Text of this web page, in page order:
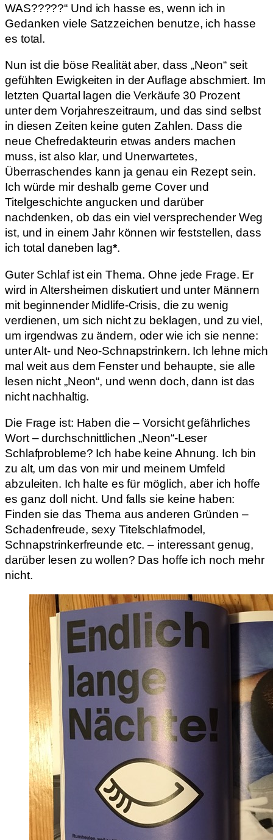
WAS?????“ Und ich hasse es, wenn ich in
Gedanken viele Satzzeichen benutze, ich hasse
es total.
Nun ist die böse Realität aber, dass „Neon“ seit
gefühlten Ewigkeiten in der Auflage abschmiert. Im
letzten Quartal lagen die Verkäufe 30 Prozent
unter dem Vorjahreszeitraum, und das sind selbst
in diesen Zeiten keine guten Zahlen. Dass die
neue Chefredakteurin etwas anders machen
muss, ist also klar, und Unerwartetes,
Überraschendes kann ja genau ein Rezept sein.
Ich würde mir deshalb gerne Cover und
Titelgeschichte angucken und darüber
nachdenken, ob das ein viel versprechender Weg
ist, und in einem Jahr können wir feststellen, dass
ich total daneben lag*.
Guter Schlaf ist ein Thema. Ohne jede Frage. Er
wird in Altersheimen diskutiert und unter Männern
mit beginnender Midlife-Crisis, die zu wenig
verdienen, um sich nicht zu beklagen, und zu viel,
um irgendwas zu ändern, oder wie ich sie nenne:
unter Alt- und Neo-Schnapstrinkern. Ich lehne mich
mal weit aus dem Fenster und behaupte, sie alle
lesen nicht „Neon“, und wenn doch, dann ist das
nicht nachhaltig.
Die Frage ist: Haben die – Vorsicht gefährliches
Wort – durchschnittlichen „Neon“-Leser
Schlafprobleme? Ich habe keine Ahnung. Ich bin
zu alt, um das von mir und meinem Umfeld
abzuleiten. Ich halte es für möglich, aber ich hoffe
es ganz doll nicht. Und falls sie keine haben:
Finden sie das Thema aus anderen Gründen –
Schadenfreude, sexy Titelschlafmodel,
Schnapstrinkerfreunde etc. – interessant genug,
darüber lesen zu wollen? Das hoffe ich noch mehr
nicht.